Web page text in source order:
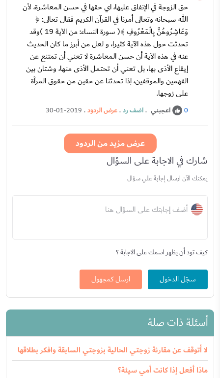
حق الزوجة في الإنفاق عليها، اي حقها في حسن المعاشرة، لأن
الله سبحانه وتعالى أمرنا في القرآن الكريم فقال تعالى: ﴿
وَعَاشِرُوهُنَّ بِالْمَعْرُوفِ ﴾( سورة النساء: من الآية 19 )وقد
تحدثت حول هذه الآية كثيرا، و لعل من أبرز ما كان الحديث
عنه في هذه الآية أن حسن المعاشرة لا تعني أن تمتنع عن
إيقاع الأذى بها، بل تعني أن تحتمل الأذى منها، وشتان بين
الفهمين والموقفين، إذا تحدثنا عن حقين من حقوق المرآة
على زوجها.
0 اعجبني .اضف رد.عرض الردود.
30-01-2019
عرض مزيد من الردود
شارك في الاجابة على السؤال
يمكنك الآن ارسال إجابة علي سؤال
أضف إجابتك على السؤال هنا
كيف تود أن يظهر اسمك على الاجابة ؟
سجّل الدخول ارسل كمجهول
أسئلة ذات صلة
لا أتوقف عن مقارنة زوجتي الحالية بزوجتي السابقة وافكر بطلاقها
ماذا أفعل إذا كانت أمي سيئة؟